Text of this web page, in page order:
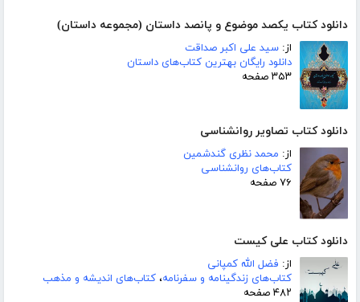
دانلود کتاب یکصد موضوع و پانصد داستان (مجموعه داستان)
از: سید علی اکبر صداقت
دانلود رایگان بهترین کتاب‌های داستان
۳۵۳ صفحه
دانلود کتاب تصاویر روانشناسی
از: محمد نظری گندشمین
کتاب‌های روانشناسی
۷۶ صفحه
دانلود کتاب علی کیست
از: فضل الله کمپانی
کتاب‌های زندگینامه و سفرنامه، کتاب‌های اندیشه و مذهب
۴۸۲ صفحه